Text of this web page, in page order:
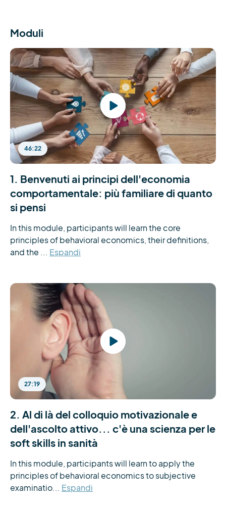
Moduli
46:22
1. Benvenuti ai principi dell'economia
comportamentale: più familiare di quanto
si pensi
In this module, participants will learn the core
principles of behavioral economics, their definitions,
and the ... Espandi
27:19
2. Al di là del colloquio motivazionale e
dell'ascolto attivo... c'è una scienza per le
soft skills in sanità
In this module, participants will learn to apply the
principles of behavioral economics to subjective
examinatio... Espandi